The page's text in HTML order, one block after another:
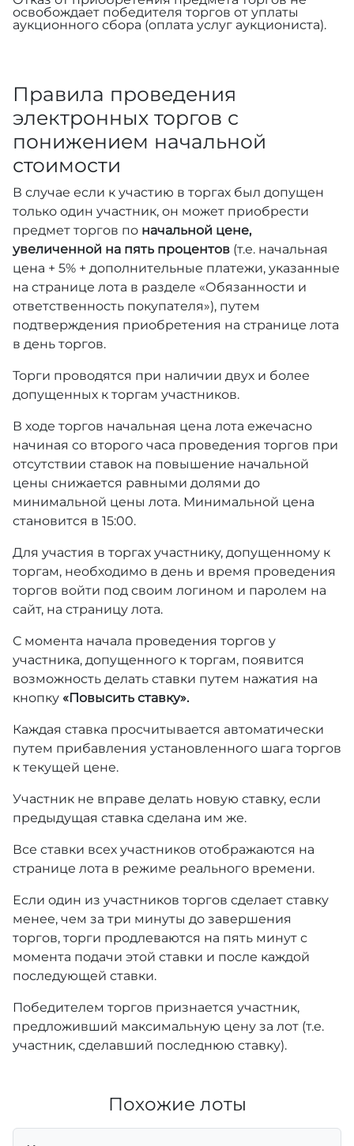
освобождает победителя торгов от уплаты
аукционного сбора (оплата услуг аукциониста).
Правила проведения
электронных торгов с
понижением начальной
стоимости
В случае если к участию в торгах был допущен
только один участник, он может приобрести
предмет торгов по начальной цене,
увеличенной на пять процентов (т.е. начальная
цена + 5% + дополнительные платежи, указанные
на странице лота в разделе «Обязанности и
ответственность покупателя»), путем
подтверждения приобретения на странице лота
в день торгов.
Торги проводятся при наличии двух и более
допущенных к торгам участников.
В ходе торгов начальная цена лота ежечасно
начиная со второго часа проведения торгов при
отсутствии ставок на повышение начальной
цены снижается равными долями до
минимальной цены лота. Минимальной цена
становится в 15:00.
Для участия в торгах участнику, допущенному к
торгам, необходимо в день и время проведения
торгов войти под своим логином и паролем на
сайт, на страницу лота.
С момента начала проведения торгов у
участника, допущенного к торгам, появится
возможность делать ставки путем нажатия на
кнопку «Повысить ставку».
Каждая ставка просчитывается автоматически
путем прибавления установленного шага торгов
к текущей цене.
Участник не вправе делать новую ставку, если
предыдущая ставка сделана им же.
Все ставки всех участников отображаются на
странице лота в режиме реального времени.
Если один из участников торгов сделает ставку
менее, чем за три минуты до завершения
торгов, торги продлеваются на пять минут с
момента подачи этой ставки и после каждой
последующей ставки.
Победителем торгов признается участник,
предложивший максимальную цену за лот (т.е.
участник, сделавший последнюю ставку).
Похожие лоты